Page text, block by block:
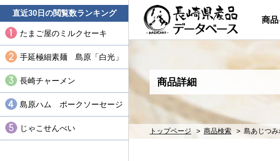
直近30日の閲覧数ランキング
たまご屋のミルクセーキ
手延極細素麺 島原「白光」
長崎チャーメン
島原ハム ポークソーセージ
じゃこせんべい
商
商品詳細
トップページ 商品検索 島あじつみ